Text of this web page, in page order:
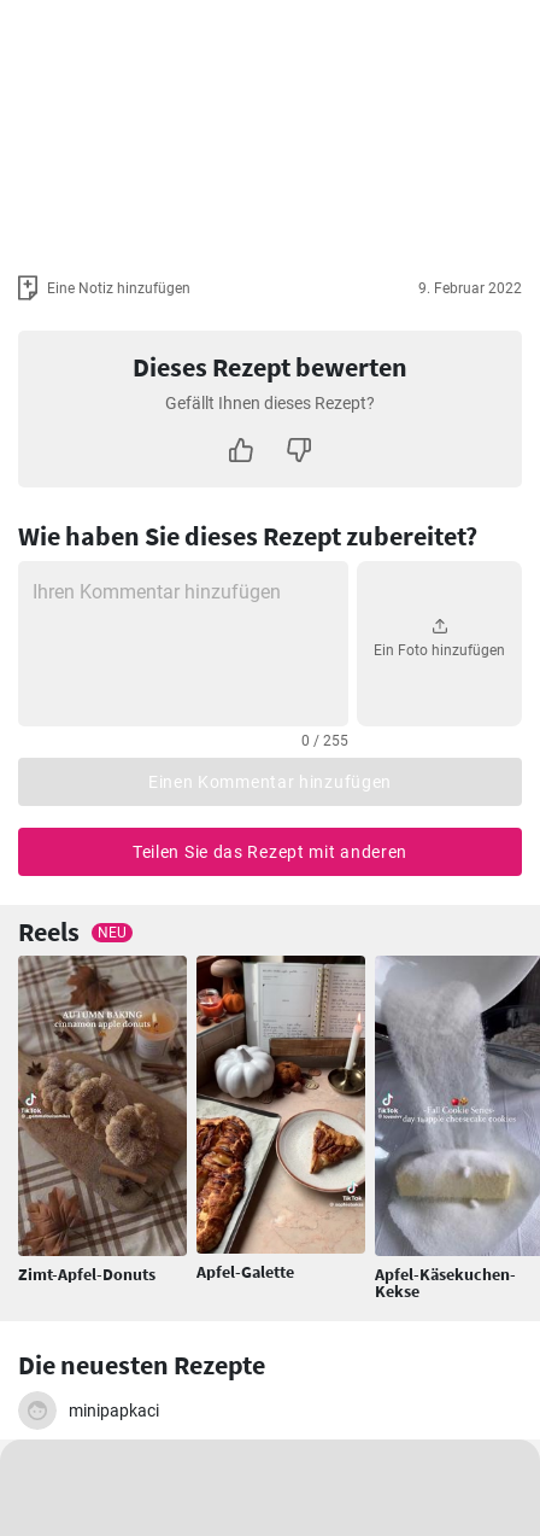
Eine Notiz hinzufügen 9. Februar 2022
Dieses Rezept bewerten
Gefällt Ihnen dieses Rezept?
Wie haben Sie dieses Rezept zubereitet?
0 / 255
Ein Foto hinzufügen
Einen Kommentar hinzufügen
Teilen Sie das Rezept mit anderen
Reels NEU
Zimt-Apfel-Donuts Apfel-Galette Apfel-Käsekuchen-
Kekse
Die neuesten Rezepte
minipapkaci